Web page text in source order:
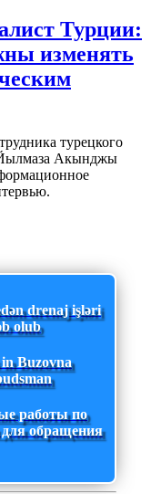
Турции:
изменять
турецкого
Акынджы
drenaj işləri
olub
Buzovna
работы по
для обращения